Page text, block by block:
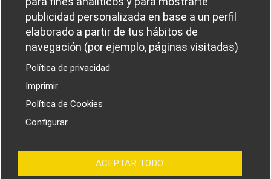
publicidad personalizada en base a un perfil
elaborado a partir de tus hábitos de
navegación (por ejemplo, páginas visitadas)
Política de privacidad
Imprimir
Política de Cookies
Configurar
ACEPTAR TODO
Ferba
Política de cookies
Canal Ético
PROYECTOS I+D+I